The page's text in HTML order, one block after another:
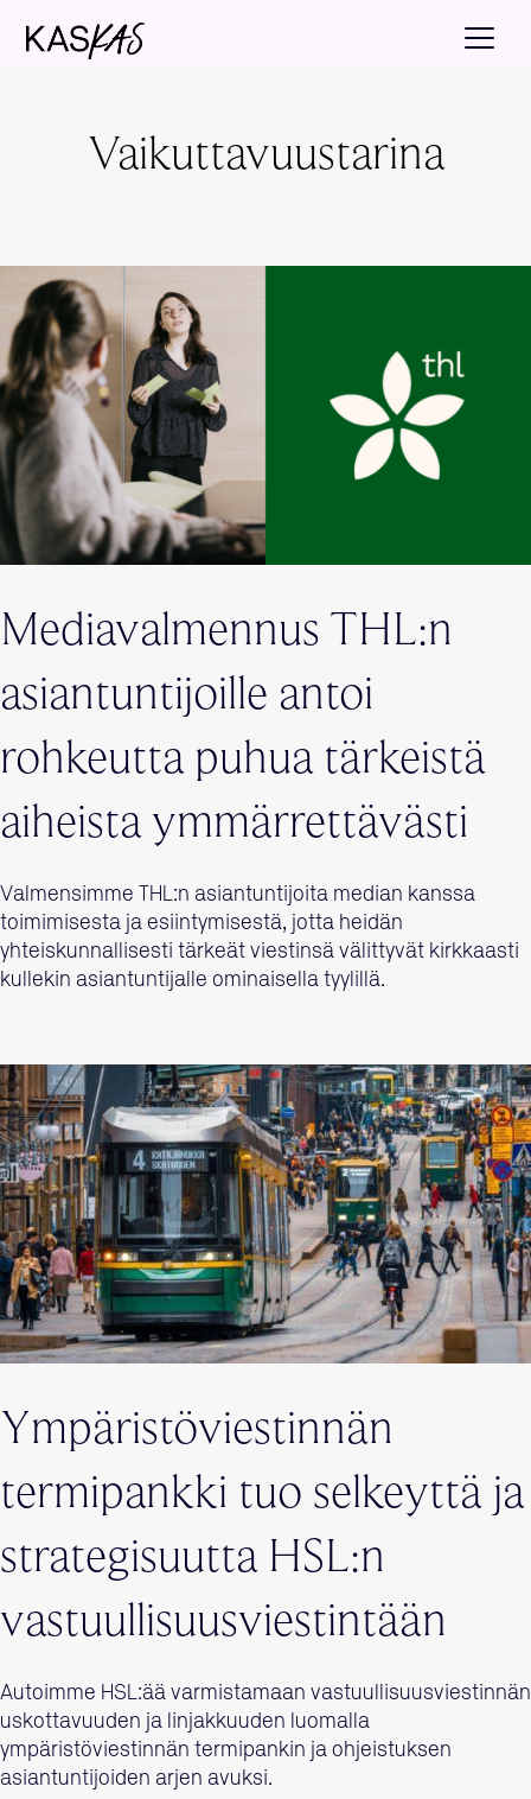
Vaikuttavuustarina
Mediavalmennus THL:n
asiantuntijoille antoi
rohkeutta puhua tärkeistä
aiheista ymmärrettävästi
Valmensimme THL:n asiantuntijoita median kanssa
toimimisesta ja esiintymisestä, jotta heidän
yhteiskunnallisesti tärkeät viestinsä välittyvät kirkkaasti
kullekin asiantuntijalle ominaisella tyylillä.
Ympäristöviestinnän
termipankki tuo selkeyttä ja
strategisuutta HSL:n
vastuullisuusviestintään
Autoimme HSL:ää varmistamaan vastuullisuusviestinnän
uskottavuuden ja linjakkuuden luomalla
ympäristöviestinnän termipankin ja ohjeistuksen
asiantuntijoiden arjen avuksi.